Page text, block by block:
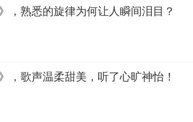
，熟悉的旋律为何让人瞬间泪目？
，歌声温柔甜美，听了心旷神怡！